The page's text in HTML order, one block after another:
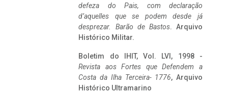
defeza do Pais, com declaração
d’aquelles que se podem desde já
desprezar. Barão de Bastos. Arquivo
Histórico Militar.
Boletim do IHIT, Vol. LVI, 1998 -
Revista aos Fortes que Defendem a
Costa da Ilha Terceira- 1776, Arquivo
Histórico Ultramarino